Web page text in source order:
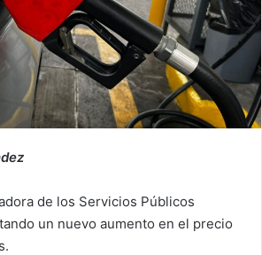
de los Servicios Públicos
un nuevo aumento en el precio